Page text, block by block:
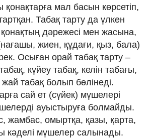
қонақтарға мал басын көрсетіп,
Табақ тарту да үлкен
дәрежесі мен жасына,
(нағашы, жиен, құдағи, қыз, бала)
Осыған орай табақ тарту –
күйеу табақ, келін табағы,
табақ болып бөлінеді.
сай ет (сүйек) мүшелері
ауыстыруға болмайды.
жамбас, омыртқа, қазы, қарта,
кәделі мүшелер салынады.